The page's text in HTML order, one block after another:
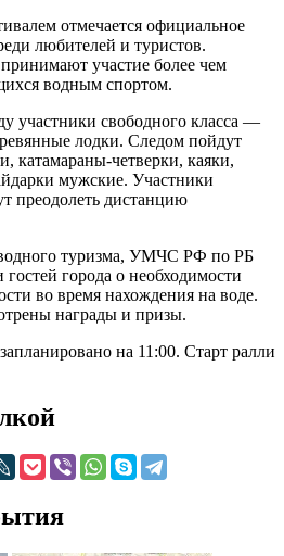
отмечается официальное
любителей и туристов.
участие более чем
водным спортом.
участники свободного класса —
лодки. Следом пойдут
катамараны-четверки, каяки,
мужские. Участники
преодолеть дистанцию
водного туризма, УМЧС РФ по РБ
города о необходимости
во время нахождения на воде.
награды и призы.
на 11:00. Старт ралли